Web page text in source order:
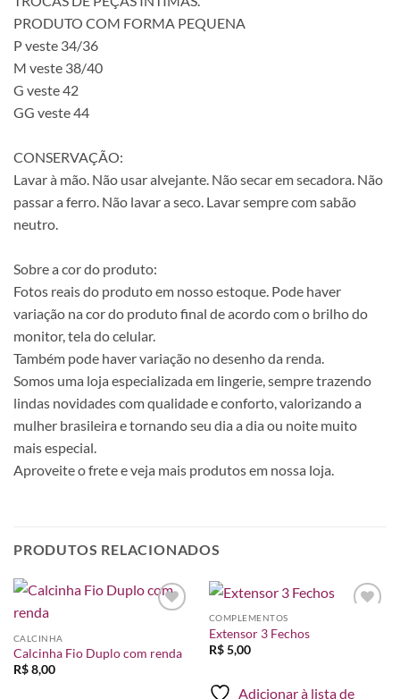
PRODUTO COM FORMA PEQUENA
P veste 34/36
M veste 38/40
G veste 42
GG veste 44
CONSERVAÇÃO:
Lavar à mão. Não usar alvejante. Não secar em secadora. Não
passar a ferro. Não lavar a seco. Lavar sempre com sabão
neutro.
Sobre a cor do produto:
Fotos reais do produto em nosso estoque. Pode haver
variação na cor do produto final de acordo com o brilho do
monitor, tela do celular.
Também pode haver variação no desenho da renda.
Somos uma loja especializada em lingerie, sempre trazendo
lindas novidades com qualidade e conforto, valorizando a
mulher brasileira e tornando seu dia a dia ou noite muito
mais especial.
Aproveite o frete e veja mais produtos em nossa loja.
PRODUTOS RELACIONADOS
desejos
CALCINHA
Calcinha Fio Duplo com renda
R$8,00
COMPLEMENTOS
Extensor 3 Fechos
R$5,00
Adicionar à lista de